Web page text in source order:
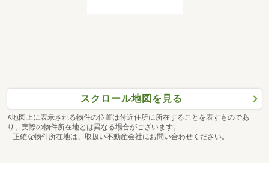
スクロール地図を見る
※地図上に表示される物件の位置は付近住所に所在することを表すものであ
り、実際の物件所在地とは異なる場合がございます。
正確な物件所在地は、取扱い不動産会社にお問い合わせください。